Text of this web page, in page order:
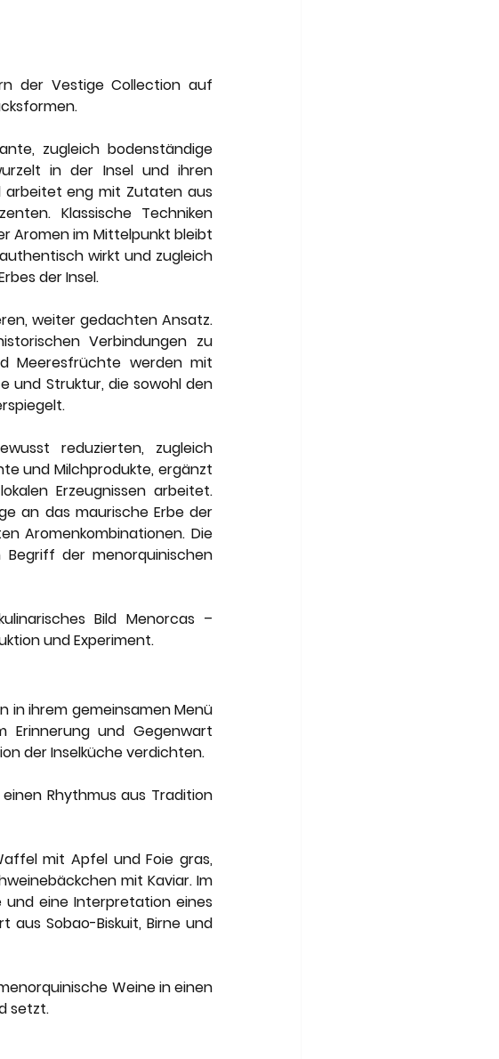
der Vestige Collection auf
zugleich bodenständige
in der Insel und ihren
arbeitet eng mit Zutaten aus
Klassische Techniken
Aromen im Mittelpunkt bleibt
wirkt und zugleich
der Insel.
weiter gedachten Ansatz.
Verbindungen zu
Meeresfrüchte werden mit
und Struktur, die sowohl den
reduzierten, zugleich
und Milchprodukte, ergänzt
Erzeugnissen arbeitet.
an das maurische Erbe der
Aromenkombinationen. Die
der menorquinischen
Bild Menorcas –
und Experiment.
in ihrem gemeinsamen Menü
Erinnerung und Gegenwart
der Inselküche verdichten.
Rhythmus aus Tradition
mit Apfel und Foie gras,
mit Kaviar. Im
eine Interpretation eines
aus Sobao-Biskuit, Birne und
Weine in einen
setzt.